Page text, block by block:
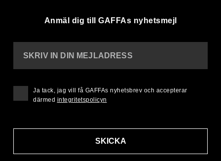
Anmäl dig till GAFFAs nyhetsmejl
SKRIV IN DIN MEJLADRESS
SKICKA
Ja tack, jag vill få GAFFAs nyhetsbrev och accepterar
därmed integritetspolicyn